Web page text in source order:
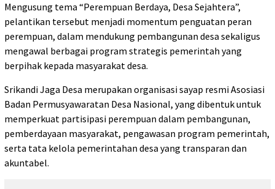
Mengusung tema “Perempuan Berdaya, Desa Sejahtera”,
pelantikan tersebut menjadi momentum penguatan peran
perempuan, dalam mendukung pembangunan desa sekaligus
mengawal berbagai program strategis pemerintah yang
berpihak kepada masyarakat desa.
Srikandi Jaga Desa merupakan organisasi sayap resmi Asosiasi
Badan Permusyawaratan Desa Nasional, yang dibentuk untuk
memperkuat partisipasi perempuan dalam pembangunan,
pemberdayaan masyarakat, pengawasan program pemerintah,
serta tata kelola pemerintahan desa yang transparan dan
akuntabel.